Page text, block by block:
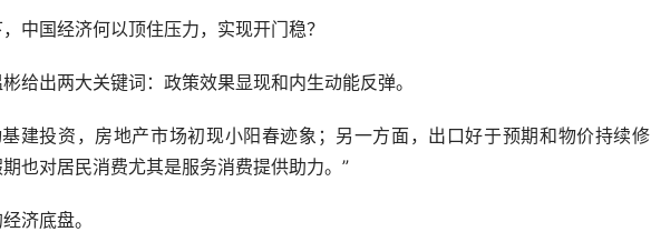
国经济何以顶住压力，实现开门稳？
出两大关键词：政策效果显现和内生动能反弹。
投资，房地产市场初现小阳春迹象；另一方面，出口好于预期和物价持续修
也对居民消费尤其是服务消费提供助力。”
济底盘。